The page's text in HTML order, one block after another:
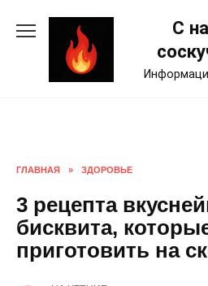
С
ГЛАВНАЯ » ЗДОРОВЬЕ
3 рецепта
бисквита,
приготовить на